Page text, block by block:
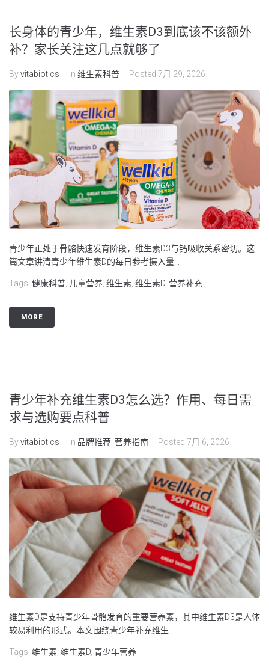
长身体的青少年，维生素D3到底该不该额外
补？家长关注这几点就够了
Byvitabiotics In 维生素科普 Posted 7月 29, 2026
青少年正处于骨骼快速发育阶段，维生素D3与钙吸收关系密切。这
篇文章讲清青少年维生素D的每日参考摄入量...
Tags: 健康科普, 儿童营养, 维生素, 维生素D, 营养补充
MORE
青少年补充维生素D3怎么选？作用、每日需
求与选购要点科普
Byvitabiotics In 品牌推荐, 营养指南 Posted 7月 6, 2026
维生素D是支持青少年骨骼发育的重要营养素，其中维生素D3是人体
较易利用的形式。本文围绕青少年补充维生...
Tags: 维生素 维生素D 青少年营养